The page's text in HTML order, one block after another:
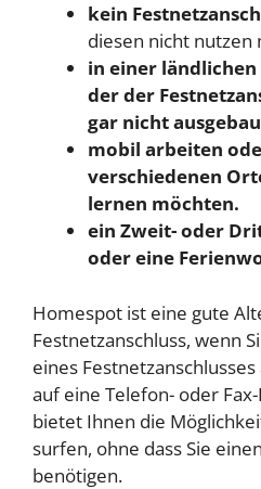
kein
diesen nicht nutzen
in einer
der der
gar nicht
mobil arbeiten
verschiedenen
lernen möchten.
ein Zweit- oder
oder eine
Homespot ist eine gute
Festnetzanschluss, wenn
eines
auf eine Telefon- oder
bietet Ihnen die
surfen, ohne dass Sie
benötigen.